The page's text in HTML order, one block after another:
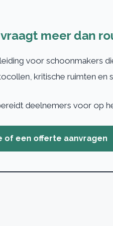
meer dan
voor schoonmakers
kritische ruimten en
deelnemers voor op
of een offerte aanvragen